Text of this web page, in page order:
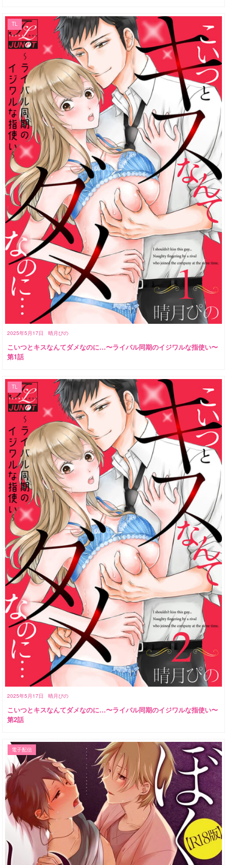
2025年5月17日 晴月ぴの
TL
こいつとキスなんてダメなのに…〜ライバル同期のイジワルな指使い〜
第1話
2025年5月17日 晴月ぴの
TL
こいつとキスなんてダメなのに…〜ライバル同期のイジワルな指使い〜
第2話
電子配信